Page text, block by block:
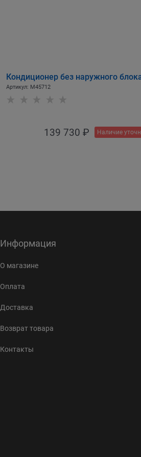
Кондиционер без наружного
Артикул: M45712
139 730 ₽ Наличие
Информация
О магазине
Оплата
Доставка
Возврат товара
Контакты